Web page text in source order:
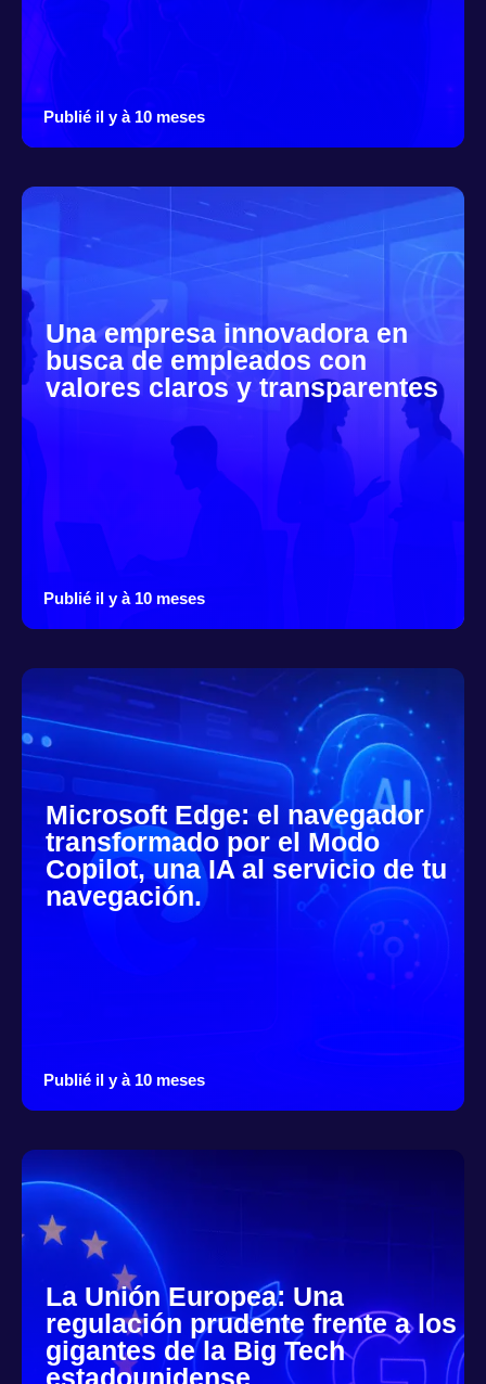
Publié il y à 10 meses
Una empresa innovadora en
busca de empleados con
valores claros y transparentes
Publié il y à 10 meses
Microsoft Edge: el navegador
transformado por el Modo
Copilot, una IA al servicio de tu
navegación.
Publié il y à 10 meses
La Unión Europea: Una
regulación prudente frente a los
gigantes de la Big Tech
estadounidense